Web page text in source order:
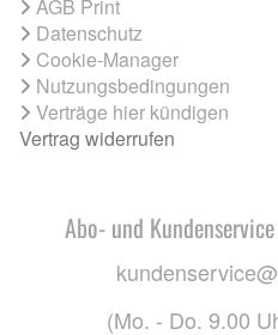
AGB Print
Datenschutz
Cookie-Manager
Nutzungsbedingungen
Verträge hier kündigen
Vertrag widerrufen
Abo- und
(Mo. - Do. 9.00